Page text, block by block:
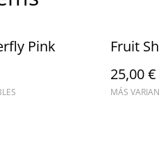
Pink
Fruit
25,00 €
MÁS